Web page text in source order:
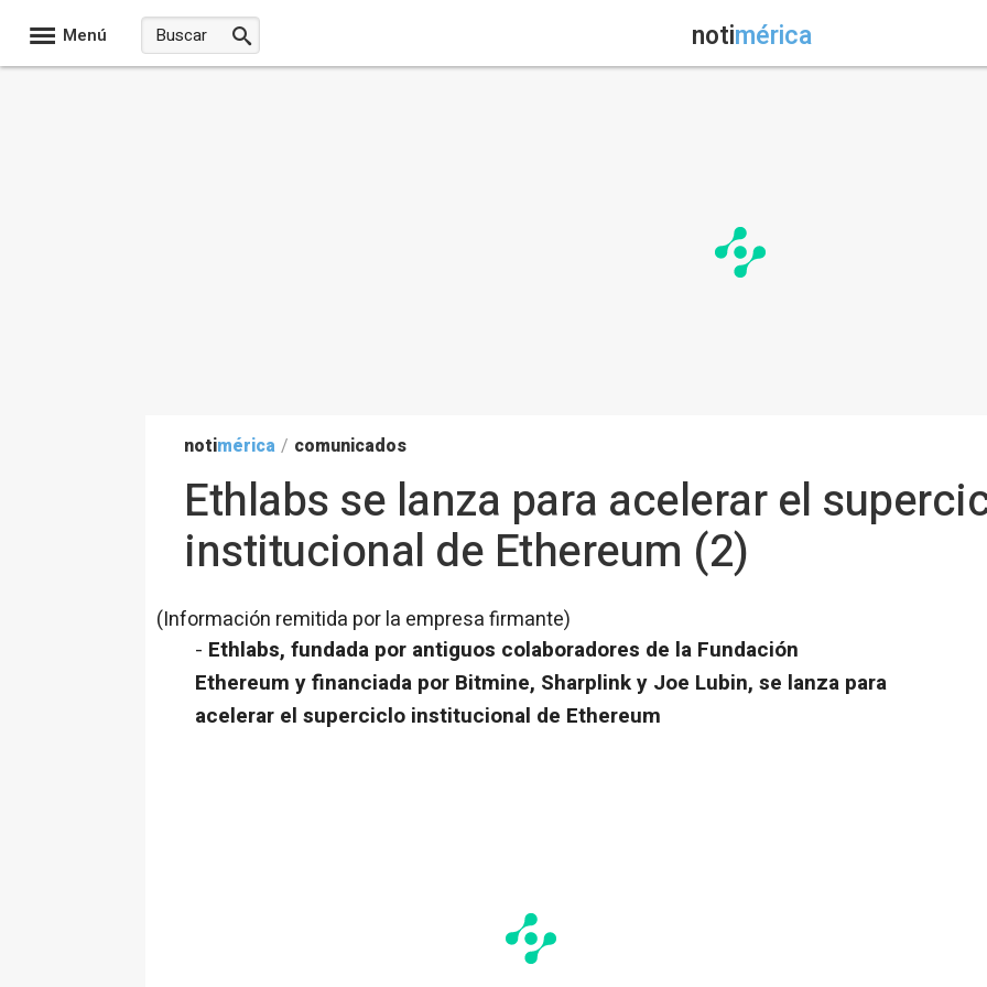
Menú notimérica
notimérica / comunicados
Ethlabs se lanza para acelerar el
institucional de Ethereum (2)
(Información remitida por la empresa firmante)
- Ethlabs, fundada por antiguos colaboradores de la Fundación
Ethereum y financiada por Bitmine, Sharplink y Joe Lubin, se lanza para
acelerar el superciclo institucional de Ethereum